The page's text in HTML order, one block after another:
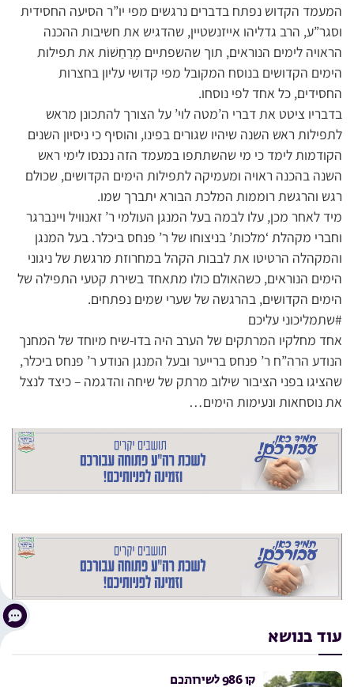
המעמד הקדוש נפתח בדברים נרגשים מפי יו”ר הסיעה החסידית
וסגר”ע, הרב גדליהו אייזנשטיין, שהדגיש את חשיבות ההכנה
הראויה לימים הנוראים, תוך שהשפתיים מְרַחַשׁוֹת את תפילות
הימים הקדושים בנוסח המקובל מפי קדושי עליון בחצרות
החסידים, כל אחד לפי נוסחו.
בדבריו ציטט את דברי ה’מטה לוי’ על הצורך להתכונן מראש
לתפילות ראש השנה שיהיו שגורים בפינו, והוסיף כי ניסיון השנים
הקודמות לימד כי מי שהשתתפו במעמד הזה נכנסו לימי ראש
השנה בהכנה ראויה ומעמיקה לתפילות הימים הקדושים, שכולם
רגש והרגשת רוממות המלכת הבורא יתברך שמו.
מיד לאחר מכן, עלו לבמה בעל המנגן העולמי ר’ זאנוויל ויינברגר
וחברי מקהלת ‘מלכות’ בניצוחו של ר’ פנחס ביכלר. בעל המנגן
והמקהלה הרטיטו את לבבות הקהל במחרוזת מרגשת של ניגוני
הימים הנוראים, כשהאולם כולו מתאחד בשירת קטעי התפילה של
הימים הקדושים, בהרגשה של שערי שמים נפתחים.
#שתמליכוני עליכם
אחד מחלקיו המרתקים של הערב היה בדו-שיח מיוחד של המחנך
הנודע הרה”ח ר’ פנחס ברייער ובעל המנגן הנודע ר’ פנחס ביכלר,
שהציגו בפני הציבור שילוב מרתק של שיחה והדגמה – כיצד לנצל
את נוסחאות ונעימות הימים…
עוד בנושא
קו 986 לשירותכם